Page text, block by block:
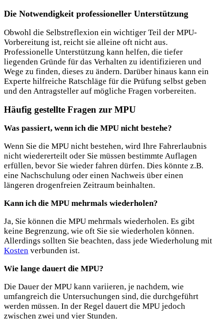
Die Notwendigkeit professioneller Unterstützung
Obwohl die Selbstreflexion ein wichtiger Teil der MPU-
Vorbereitung ist, reicht sie alleine oft nicht aus.
Professionelle Unterstützung kann helfen, die tiefer
liegenden Gründe für das Verhalten zu identifizieren und
Wege zu finden, dieses zu ändern. Darüber hinaus kann ein
Experte hilfreiche Ratschläge für die Prüfung selbst geben
und den Antragsteller auf mögliche Fragen vorbereiten.
Häufig gestellte Fragen zur MPU
Was passiert, wenn ich die MPU nicht bestehe?
Wenn Sie die MPU nicht bestehen, wird Ihre Fahrerlaubnis
nicht wiedererteilt oder Sie müssen bestimmte Auflagen
erfüllen, bevor Sie wieder fahren dürfen. Dies könnte z.B.
eine Nachschulung oder einen Nachweis über einen
längeren drogenfreien Zeitraum beinhalten.
Kann ich die MPU mehrmals wiederholen?
Ja, Sie können die MPU mehrmals wiederholen. Es gibt
keine Begrenzung, wie oft Sie sie wiederholen können.
Allerdings sollten Sie beachten, dass jede Wiederholung mit
Kosten verbunden ist.
Wie lange dauert die MPU?
Die Dauer der MPU kann variieren, je nachdem, wie
umfangreich die Untersuchungen sind, die durchgeführt
werden müssen. In der Regel dauert die MPU jedoch
zwischen zwei und vier Stunden.